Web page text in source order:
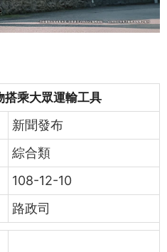
搭乘大眾運輸工具
新聞發布
綜合類
108-12-10
路政司